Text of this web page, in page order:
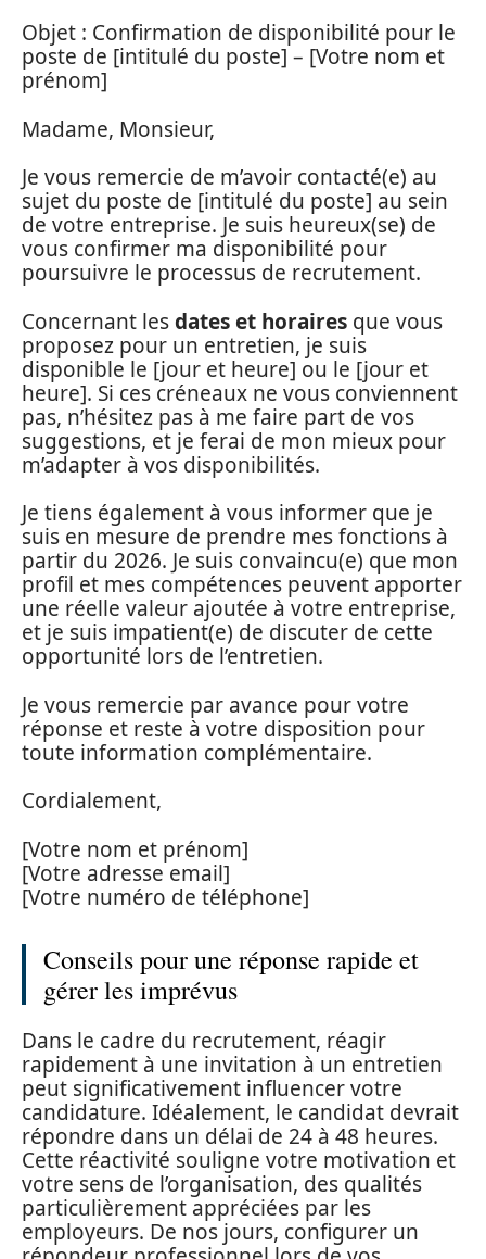
Objet : Confirmation de disponibilité pour le
poste de [intitulé du poste] – [Votre nom et
prénom]
Madame, Monsieur,
Je vous remercie de m’avoir contacté(e) au
sujet du poste de [intitulé du poste] au sein
de votre entreprise. Je suis heureux(se) de
vous confirmer ma disponibilité pour
poursuivre le processus de recrutement.
Concernant lesdates et horaires que vous
proposez pour un entretien, je suis
disponible le [jour et heure] ou le [jour et
heure]. Si ces créneaux ne vous conviennent
pas, n’hésitez pas à me faire part de vos
suggestions, et je ferai de mon mieux pour
m’adapter à vos disponibilités.
Je tiens également à vous informer que je
suis en mesure de prendre mes fonctions à
partir du 2026. Je suis convaincu(e) que mon
profil et mes compétences peuvent apporter
une réelle valeur ajoutée à votre entreprise,
et je suis impatient(e) de discuter de cette
opportunité lors de l’entretien.
Je vous remercie par avance pour votre
réponse et reste à votre disposition pour
toute information complémentaire.
Cordialement,
[Votre nom et prénom]
[Votre adresse email]
[Votre numéro de téléphone]
Conseils pour une réponse rapide et
gérer les imprévus
Dans le cadre du recrutement, réagir
rapidement à une invitation à un entretien
peut significativement influencer votre
candidature. Idéalement, le candidat devrait
répondre dans un délai de 24 à 48 heures.
Cette réactivité souligne votre motivation et
votre sens de l’organisation, des qualités
particulièrement appréciées par les
employeurs. De nos jours, configurer un